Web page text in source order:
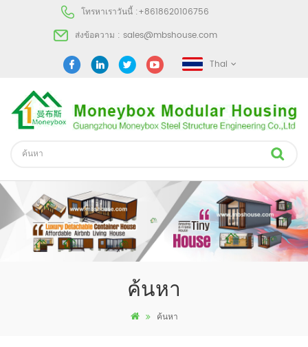
โทรหาเราวันนี้ :+8618620106756
ส่งข้อความ : sales@mbshouse.com
Thai
ค้นหา
ค้นหา